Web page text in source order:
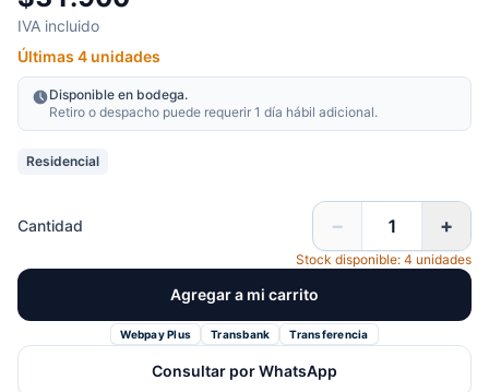
IVA incluido
Últimas 4 unidades
Disponible en bodega.
Retiro o despacho puede requerir 1 día hábil adicional.
Residencial
Cantidad − +
Stock disponible: 4 unidades
Agregar a mi carrito
Webpay Plus Transbank Transferencia
Consultar por WhatsApp